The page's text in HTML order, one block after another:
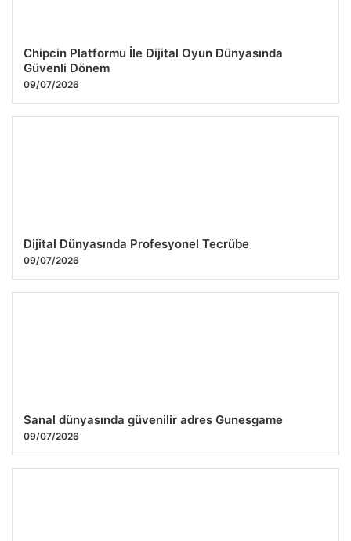
Chipcin Platformu İle Dijital Oyun Dünyasında
Güvenli Dönem
09/07/2026
Dijital Dünyasında Profesyonel Tecrübe
09/07/2026
Sanal dünyasında güvenilir adres Gunesgame
09/07/2026